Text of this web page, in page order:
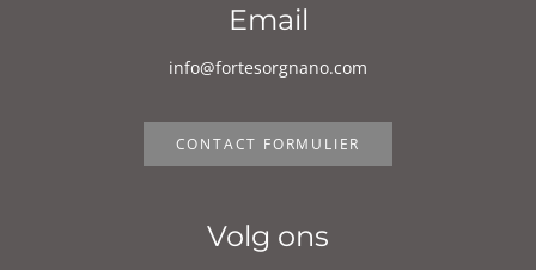
Email
info@fortesorgnano.com
CONTACT FORMULIER
Volg ons